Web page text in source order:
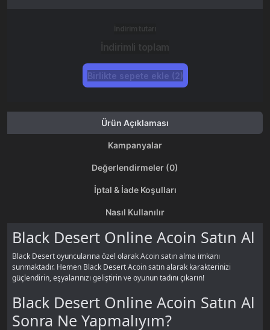
İndirim tutarı
İndirimli toplam
Birlikte sepete ekle (2)
Ürün Açıklaması
Kampanyalar
Değerlendirmeler (0)
İptal & İade Koşulları
Nasıl Kullanılır
Black Desert Online Acoin Satın Al
Black Desert oyuncularına özel olarak Acoin satın alma imkanı
sunmaktadır. Hemen Black Desert Acoin satın alarak karakterinizi
güçlendirin, eşyalarınızı geliştirin ve oyunun tadını çıkarın!
Black Desert Online Acoin Satın Al
Sonra Ne Yapmalıyım?